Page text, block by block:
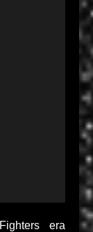
era